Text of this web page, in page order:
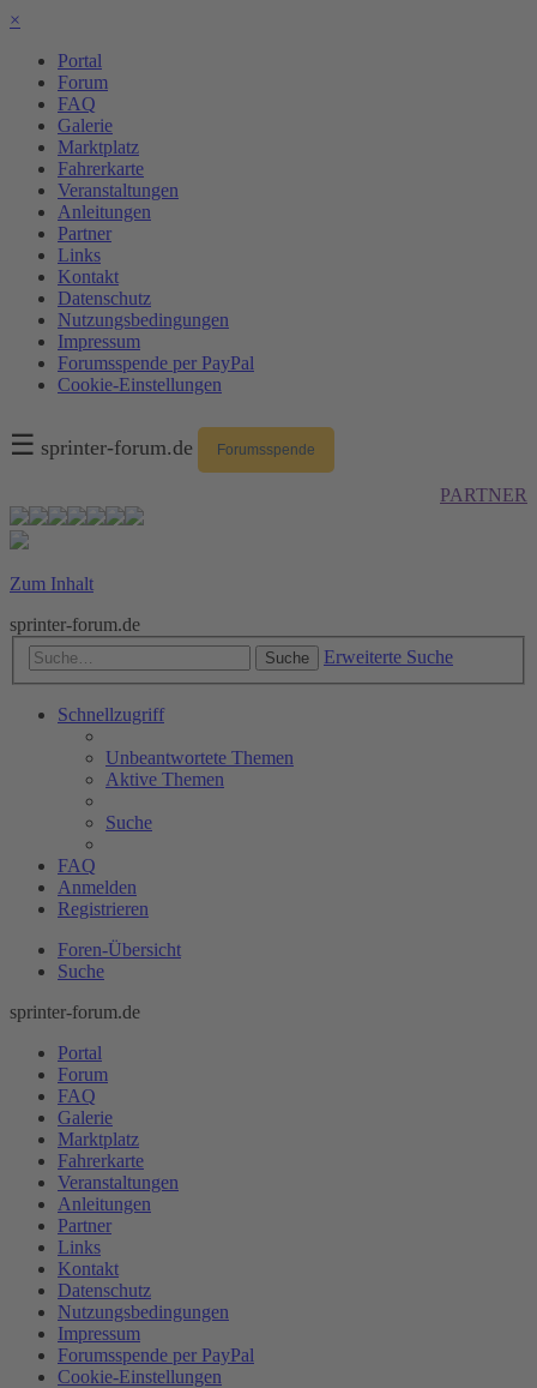
×
Portal
Forum
FAQ
Galerie
Marktplatz
Fahrerkarte
Veranstaltungen
Anleitungen
Partner
Links
Kontakt
Datenschutz
Nutzungsbedingungen
Impressum
Forumsspende per PayPal
Cookie-Einstellungen
☰ sprinter-forum.de Forumsspende
PARTNER
Zum Inhalt
sprinter-forum.de
Suche Erweiterte Suche
Schnellzugriff
Unbeantwortete Themen
Aktive Themen
Suche
FAQ
Anmelden
Registrieren
Foren-Übersicht
Suche
sprinter-forum.de
Portal
Forum
FAQ
Galerie
Marktplatz
Fahrerkarte
Veranstaltungen
Anleitungen
Partner
Links
Kontakt
Datenschutz
Nutzungsbedingungen
Impressum
Forumsspende per PayPal
Cookie-Einstellungen